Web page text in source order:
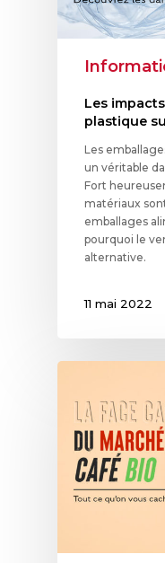
Les
plastique
Les
un véritable
Fort
matériaux
emballages
pourquoi le
alternative.
11 mai 2022